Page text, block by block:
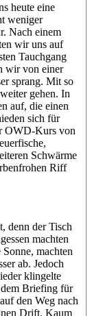
heute eine
weniger
Nach einem
wir uns auf
Tauchgang
wir von einer
sprang. Mit so
gehen. In
auf, die einen
sich für
OWD-Kurs von
Schwärme
Riff
denn der Tisch
machten
machten
ab. Jedoch
klingelte
Briefing für
den Weg nach
Drift. Kaum